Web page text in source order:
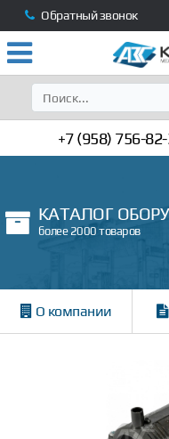
Обратный звонок
+7 (958) 756-
КАТАЛОГ
более 2000 товаров
О компании